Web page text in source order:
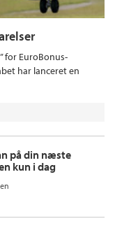
for EuroBonus-
har lanceret en
på din næste
kun i dag